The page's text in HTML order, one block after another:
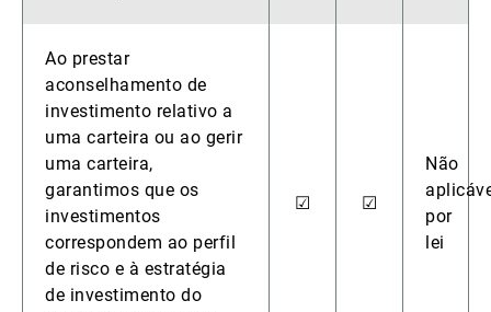
Ao prestar
aconselhamento de
investimento relativo a
uma carteira ou ao gerir
uma carteira,
garantimos que os
investimentos
correspondem ao perfil
de risco e à estratégia
de investimento do
☑ ☑
Não
por
lei